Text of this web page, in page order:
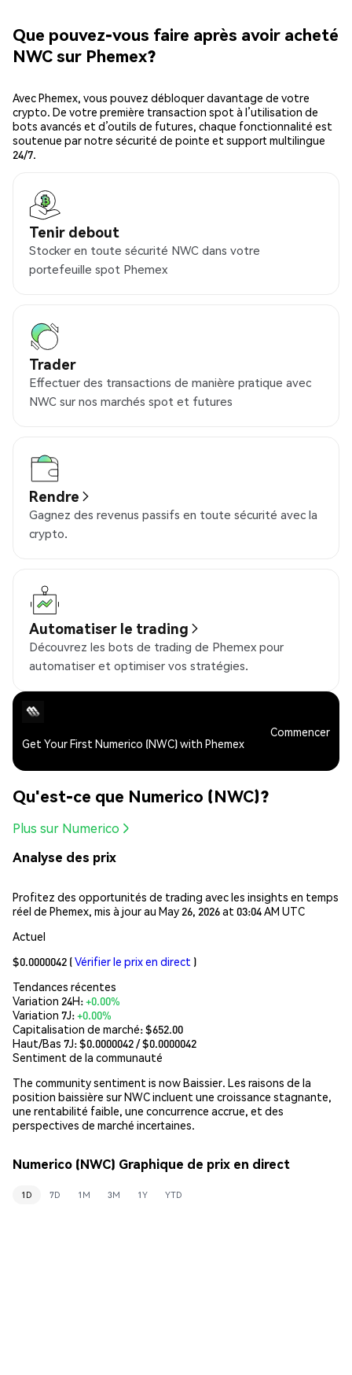
Que pouvez-vous faire après avoir acheté
NWC sur Phemex?
Avec Phemex, vous pouvez débloquer davantage de votre
crypto. De votre première transaction spot à l’utilisation de
bots avancés et d’outils de futures, chaque fonctionnalité est
soutenue par notre sécurité de pointe et support multilingue
24/7.
Tenir debout
Stocker en toute sécurité NWC dans votre
portefeuille spot Phemex
Trader
Effectuer des transactions de manière pratique avec
NWC sur nos marchés spot et futures
Rendre
Gagnez des revenus passifs en toute sécurité avec la
crypto.
Automatiser le trading
Découvrez les bots de trading de Phemex pour
automatiser et optimiser vos stratégies.
Get Your First Numerico (NWC) with Phemex
Commencer
Qu'est-ce que Numerico (NWC)?
Plus sur Numerico
Analyse des prix
Profitez des opportunités de trading avec les insights en temps
réel de Phemex, mis à jour au May 26, 2026 at 03:04 AM UTC
Actuel
$0.0000042 (Vérifier le prix en direct )
Tendances récentes
Variation 24H:+0.00%
Variation 7J:+0.00%
Capitalisation de marché:$652.00
Haut/Bas 7J: $0.0000042/ $0.0000042
Sentiment de la communauté
The community sentiment is now Baissier. Les raisons de la
position baissière sur NWC incluent une croissance stagnante,
une rentabilité faible, une concurrence accrue, et des
perspectives de marché incertaines.
Numerico (NWC) Graphique de prix en direct
1D 7D 1M 3M 1Y YTD